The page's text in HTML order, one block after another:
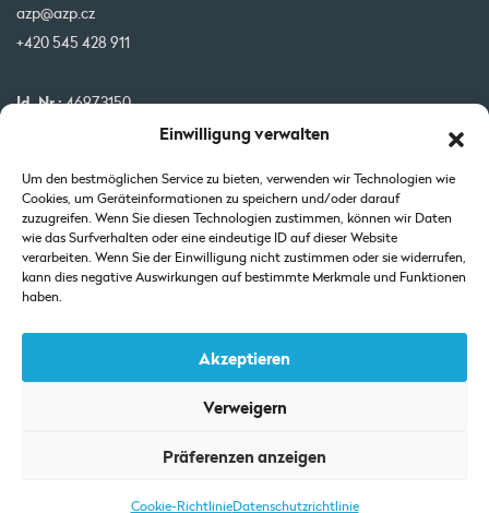
Einwilligung verwalten
Um den bestmöglichen Service zu bieten, verwenden wir Technologien wie
Cookies, um Geräteinformationen zu speichern und/oder darauf
zuzugreifen. Wenn Sie diesen Technologien zustimmen, können wir Daten
wie das Surfverhalten oder eine eindeutige ID auf dieser Website
verarbeiten. Wenn Sie der Einwilligung nicht zustimmen oder sie widerrufen,
kann dies negative Auswirkungen auf bestimmte Merkmale und Funktionen
haben.
Akzeptieren
Verweigern
Präferenzen anzeigen
Cookie-RichtlinieDatenschutzrichtlinie
azp@azp.cz
+420 545 428 911
Id. Nr.:46973150
CZ46973150
BIC:GIBA CZ PX
Unsere Projekte werden von der EU kofinanziert
Brünn-Abteilung C-Einlage 7425.